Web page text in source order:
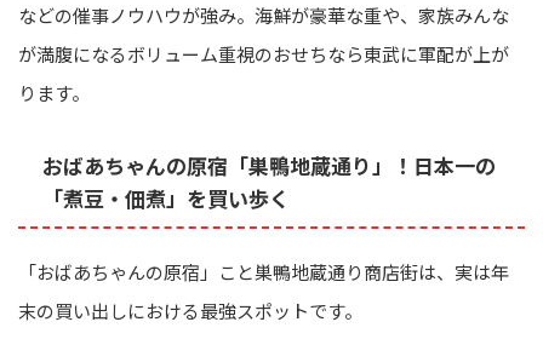
などの催事ノウハウが強み。海鮮が豪華な重や、家族みんな
が満腹になるボリューム重視のおせちなら東武に軍配が上が
ります。
おばあちゃんの原宿「巣鴨地蔵通り」！日本一の
「煮豆・佃煮」を買い歩く
「おばあちゃんの原宿」こと巣鴨地蔵通り商店街は、実は年
末の買い出しにおける最強スポットです。